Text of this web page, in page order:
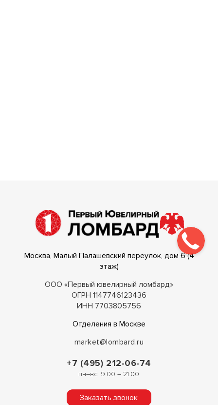
Москва, Малый Палашевский переулок, дом 6 (4
этаж)
ООО «Первый ювелирный ломбард»
ОГРН 1147746123436
ИНН 7703805756
Отделения в Москве
market@lombard.ru
+7 (495) 212-06-74
пн–вс: 9:00 – 21:00
Заказать звонок